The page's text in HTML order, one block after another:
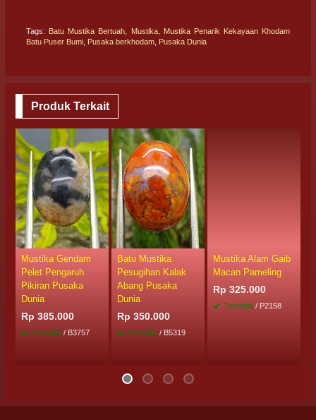
Tags: Batu Mustika Bertuah Mustika,
Mustika Penarik Kekayaan Khodam
Batu Puser Bumi Pusaka berkhodam Pusaka Dunia
Produk Terkait
Mustika Gendam
Pelet Pengaruh
Pikiran Pusaka
Dunia
Rp 385.000
Tersedia / B3757
Batu Mustika
Pesugihan Kalak
Abang Pusaka
Dunia
Rp 350.000
Tersedia / B5319
Mustika Alam Gaib
Macan Pameling
Rp 325.000
Tersedia / P2158